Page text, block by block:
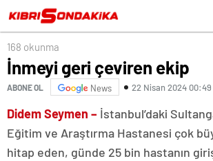
168 okunma
İnmeyi geri çeviren ekip
ABONE OL News 22 Nisan 2024 00:49
Didem Seymen – İstanbul’daki
Eğitim ve Araştırma Hastanesi çok
hitap eden, günde 25 bin hastanın